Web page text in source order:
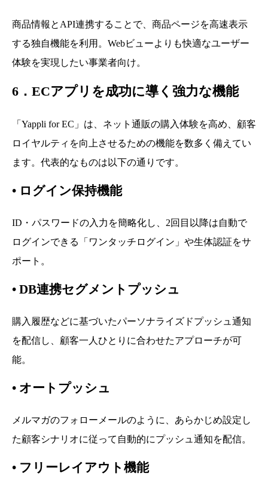
商品情報とAPI連携することで、商品ページを高速表示
する独自機能を利用。Webビューよりも快適なユーザー
体験を実現したい事業者向け。
6．ECアプリを成功に導く強力な機能
「Yappli for EC」は、ネット通販の購入体験を高め、顧客
ロイヤルティを向上させるための機能を数多く備えてい
ます。代表的なものは以下の通りです。
• ログイン保持機能
ID・パスワードの入力を簡略化し、2回目以降は自動で
ログインできる「ワンタッチログイン」や生体認証をサ
ポート。
• DB連携セグメントプッシュ
購入履歴などに基づいたパーソナライズドプッシュ通知
を配信し、顧客一人ひとりに合わせたアプローチが可
能。
• オートプッシュ
メルマガのフォローメールのように、あらかじめ設定し
た顧客シナリオに従って自動的にプッシュ通知を配信。
• フリーレイアウト機能